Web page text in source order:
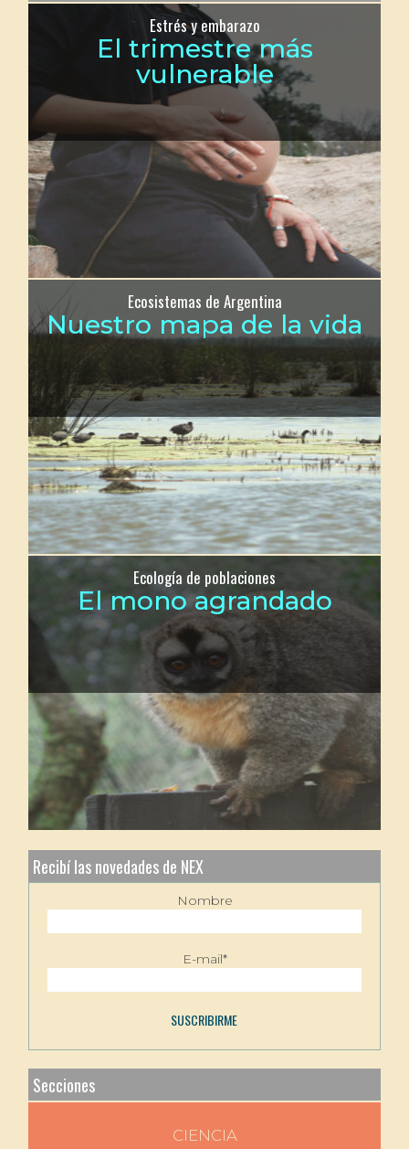
Estrés y embarazo
El trimestre más
vulnerable
Ecosistemas de Argentina
Nuestro mapa de la vida
Ecología de poblaciones
El mono agrandado
Recibí las novedades de NEX
Nombre
E-mail*
Secciones
CIENCIA